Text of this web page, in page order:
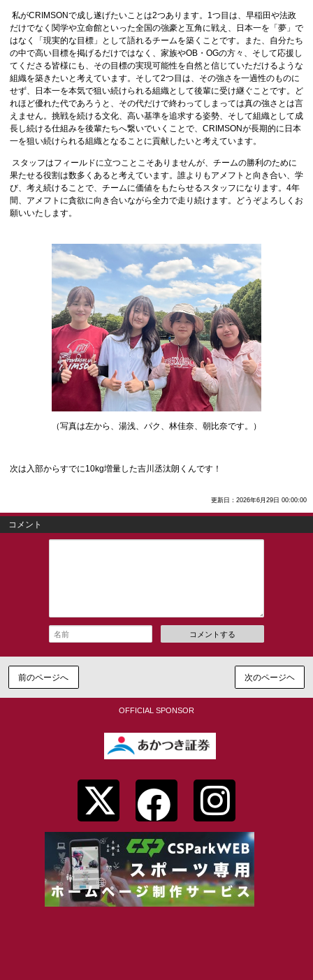
私がCRIMSONで成し遂げたいことは2つあります。1つ目は、早稲田や法政
だけでなく関学や立命館といった全国の強豪と互角に戦え、日本一を「夢」で
はなく「現実的な目標」として語れるチームを築くことです。また、自分たち
の中で高い目標を掲げるだけではなく、家族やOB・OGの方々、そして応援し
てくださる皆様にも、その目標の実現可能性を自然と信じていただけるような
組織を築きたいと考えています。そして2つ目は、その強さを一過性のものに
せず、日本一を本気で狙い続けられる組織として後輩に受け継ぐことです。ど
れほど優れた代であろうと、その代だけで終わってしまっては真の強さとは言
えません。挑戦を続ける文化、高い基準を追求する姿勢、そして組織として成
長し続ける仕組みを後輩たちへ繋いでいくことで、CRIMSONが長期的に日本
一を狙い続けられる組織となることに貢献したいと考えています。
スタッフはフィールドに立つことこそありませんが、チームの勝利のために
果たせる役割は数多くあると考えています。誰よりもアメフトと向き合い、学
び、考え続けることで、チームに価値をもたらせるスタッフになります。4年
間、アメフトに貪欲に向き合いながら全力で走り続けます。どうぞよろしくお
願いいたします。
（写真は左から、湯浅、パク、林佳奈、朝比奈です。）
次は入部からすでに10kg増量した吉川丞汰朗くんです！
更新日：2026年6月29日 00:00:00
コメント
コメントする
前のページへ 次のページヘ
OFFICIAL SPONSOR